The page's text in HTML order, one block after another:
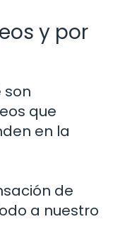
y por
son
que
en la
de
a nuestro